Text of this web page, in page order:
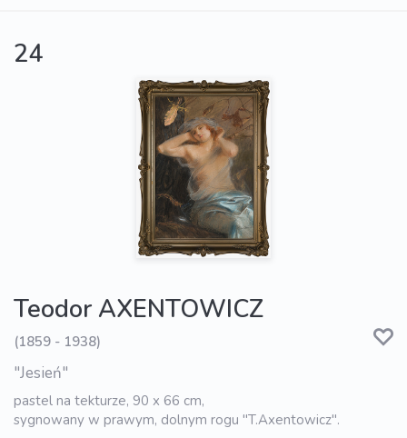
24
Teodor AXENTOWICZ
(1859 - 1938)
"Jesień"
pastel na tekturze, 90 x 66 cm,
sygnowany w prawym, dolnym rogu "T.Axentowicz".